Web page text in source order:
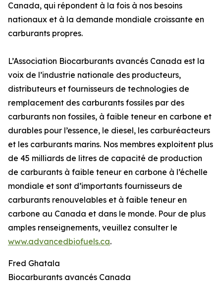
Canada, qui répondent à la fois à nos besoins
nationaux et à la demande mondiale croissante en
carburants propres.
L’Association Biocarburants avancés Canada est la
voix de l’industrie nationale des producteurs,
distributeurs et fournisseurs de technologies de
remplacement des carburants fossiles par des
carburants non fossiles, à faible teneur en carbone et
durables pour l’essence, le diesel, les carburéacteurs
et les carburants marins. Nos membres exploitent plus
de 45 milliards de litres de capacité de production
de carburants à faible teneur en carbone à l’échelle
mondiale et sont d’importants fournisseurs de
carburants renouvelables et à faible teneur en
carbone au Canada et dans le monde. Pour de plus
amples renseignements, veuillez consulter le
www.advancedbiofuels.ca.
Fred Ghatala
Biocarburants avancés Canada